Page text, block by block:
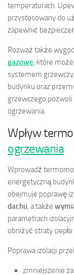
temperaturach.
przystosowany do
zapewnić
Rozważ także
gazowe , które
systemem
budynku oraz
grzewczego
ogrzewania.
Wpływ
ogrzewania
Wprowadź
energetyczną
obejmuje poprawę
dachu , a także
parametrach
obniżyć straty ciepła
Poprawa izolacji
zmniejszenie